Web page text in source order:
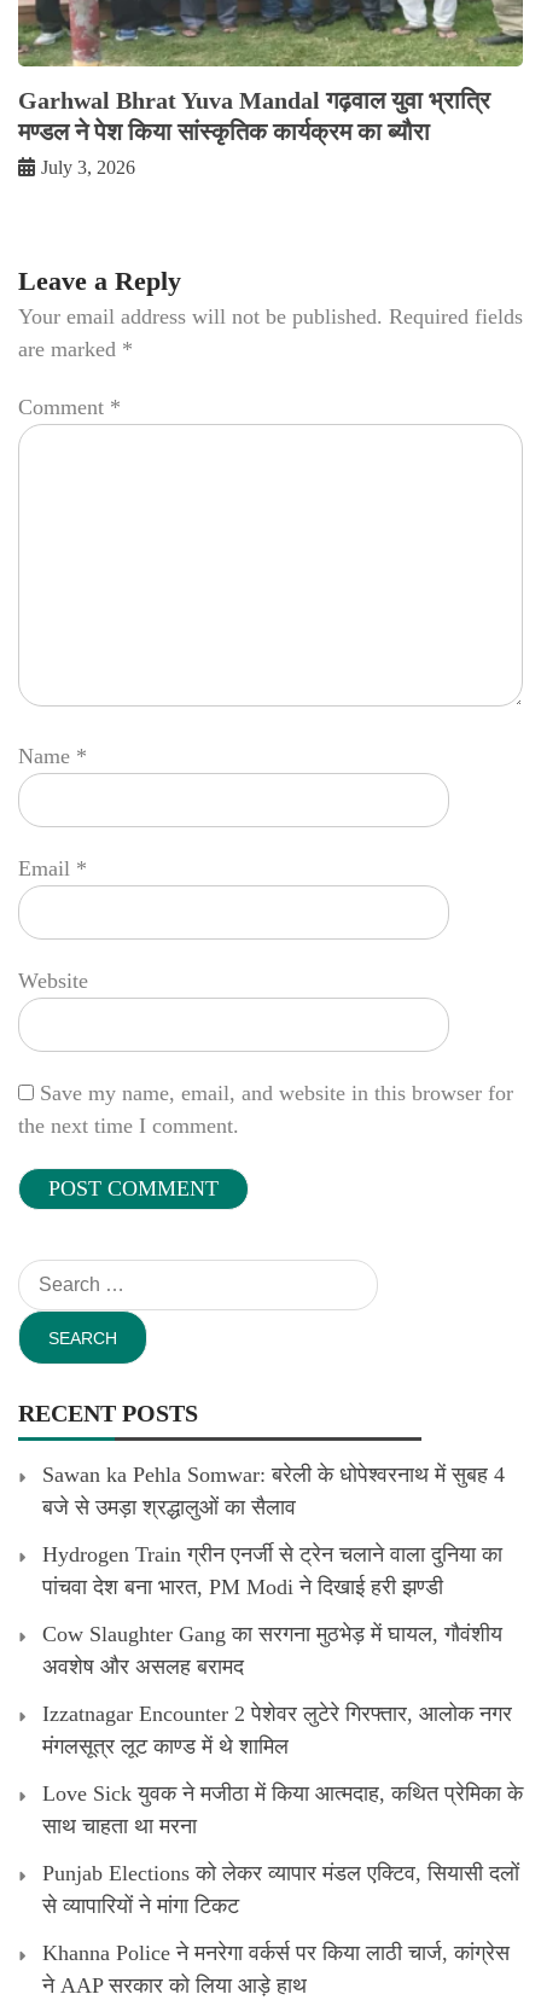
Garhwal Bhrat Yuva Mandal गढ़वाल युवा भ्रात्रि
मण्डल ने पेश किया सांस्कृतिक कार्यक्रम का ब्यौरा
July 3, 2026
Leave a Reply
Your email address will not be published. Required fields
are marked *
Comment *
Name *
Email *
Website
Save my name, email, and website in this browser for
the next time I comment.
Search
for:
RECENT POSTS
Sawan ka Pehla Somwar: बरेली के धोपेश्वरनाथ में सुबह 4
बजे से उमड़ा श्रद्धालुओं का सैलाव
Hydrogen Train ग्रीन एनर्जी से ट्रेन चलाने वाला दुनिया का
पांचवा देश बना भारत, PM Modi ने दिखाई हरी झण्डी
Cow Slaughter Gang का सरगना मुठभेड़ में घायल, गौवंशीय
अवशेष और असलह बरामद
Izzatnagar Encounter 2 पेशेवर लुटेरे गिरफ्तार, आलोक नगर
मंगलसूत्र लूट काण्‍ड में थे शामिल
Love Sick युवक ने मजीठा में किया आत्मदाह, कथित प्रेमिका के
साथ चाहता था मरना
Punjab Elections को लेकर व्यापार मंडल एक्टिव, सियासी दलों
से व्यापारियों ने मांगा टिकट
Khanna Police ने मनरेगा वर्कर्स पर किया लाठी चार्ज, कांग्रेस
ने AAP सरकार को लिया आड़े हाथ